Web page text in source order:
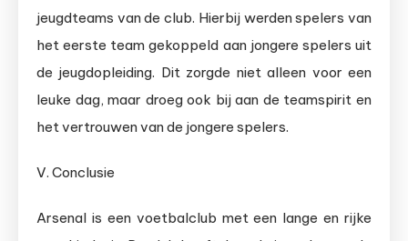
jeugdteams van de club. Hierbij werden spelers van
het eerste team gekoppeld aan jongere spelers uit
de jeugdopleiding. Dit zorgde niet alleen voor een
leuke dag, maar droeg ook bij aan de teamspirit en
het vertrouwen van de jongere spelers.
V. Conclusie
Arsenal is een voetbalclub met een lange en rijke